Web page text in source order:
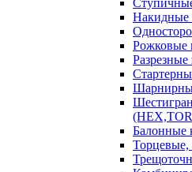
Накидные
Рожковые
Балонные
Торцевые,